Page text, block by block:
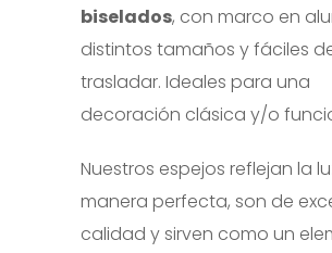
biselados, con marco en
distintos tamaños y fáciles
trasladar. Ideales para una
decoración clásica y/o
Nuestros espejos reflejan la
manera perfecta, son de
calidad y sirven como un